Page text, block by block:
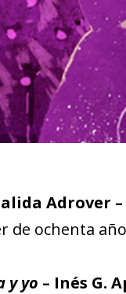
Adrover –
de ochenta
y yo – Inés G.